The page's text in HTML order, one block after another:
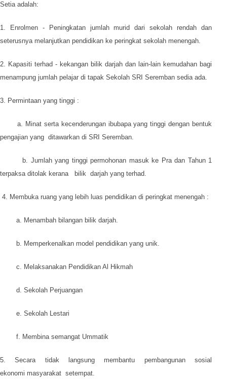
Setia adalah:
1. Enrolmen - Peningkatan jumlah murid dari sekolah rendah dan
seterusnya melanjutkan pendidikan ke peringkat sekolah menengah.
2. Kapasiti terhad - kekangan bilik darjah dan lain-lain kemudahan bagi
menampung jumlah pelajar di tapak Sekolah SRI Seremban sedia ada.
3. Permintaan yang tinggi :
a. Minat serta kecenderungan ibubapa yang tinggi dengan bentuk
pengajian yang ditawarkan di SRI Seremban.
b. Jumlah yang tinggi permohonan masuk ke Pra dan Tahun 1
terpaksa ditolak kerana bilik darjah yang terhad.
4. Membuka ruang yang lebih luas pendidikan di peringkat menengah :
a. Menambah bilangan bilik darjah.
b. Memperkenalkan model pendidikan yang unik.
c. Melaksanakan Pendidikan Al Hikmah
d. Sekolah Perjuangan
e. Sekolah Lestari
f. Membina semangat Ummatik
5. Secara tidak langsung membantu pembangunan sosial
ekonomi masyarakat setempat.